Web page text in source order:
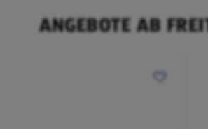
ANGEBOTE AB